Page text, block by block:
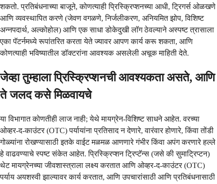
शकतो. प्रतिबंधनाच्या बाजूने, कोणत्याही प्रिस्क्रिप्शनच्या आधी, ट्रिगर्स ओळखणे
आणि व्यवस्थापित करणे (जेवण वगळणे, निर्जलीकरण, अनियमित झोप, विशिष्ट
अन्नपदार्थ, अल्कोहोल) आणि एक साधा डोकेदुखी लॉग ठेवल्याने अस्पष्ट त्रासाला
एका पॅटर्नमध्ये रूपांतरित करता येते ज्यावर आपण कार्य करू शकता, आणि
कोणत्याही भविष्यातील डॉक्टरांना आवश्यक असलेली अचूक माहिती देते.
जेव्हा तुम्हाला प्रिस्क्रिप्शनची आवश्यकता असते, आणि
ते जलद कसे मिळवायचे
या विभागात कोणतीही लाज नाही; येथे मायग्रेन-विशिष्ट साधने आहेत. वरच्या
ओव्हर-द-काउंटर (OTC) पर्यायांना प्रतिसाद न देणारे, वारंवार होणारे, किंवा तोंडी
गोळ्यांना रोखण्यासाठी इतके वाईट मळमळ आणणारे गंभीर किंवा अपंग करणारे हल्ले
हे वाढवण्याचे स्पष्ट संकेत आहेत. प्रिस्क्रिप्शन ट्रिप्टॅन्स (जसे की सुमाट्रिप्टन)
थेट मायग्रेनच्या जीवशास्त्राला लक्ष्य करतात आणि ओव्हर-द-काउंटर (OTC)
पर्याय अयशस्वी झाल्यावर कार्य करतात, आणि उपचारांसाठी आणि प्रतिबंधनासाठी